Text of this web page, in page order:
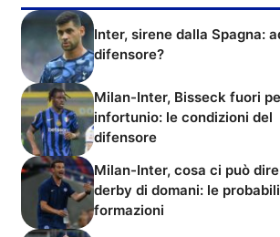
Inter, sirene dalla Spagna:
difensore?
Milan-Inter, Bisseck fuori
infortunio: le condizioni del
difensore
Milan-Inter, cosa ci può
derby di domani: le probabili
formazioni